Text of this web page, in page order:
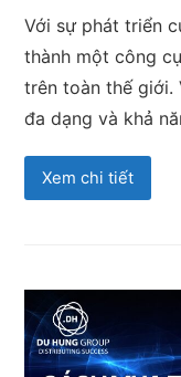
Với sự phát triển
thành một công
trên toàn thế giới.
đa dạng và khả
Xem chi tiết